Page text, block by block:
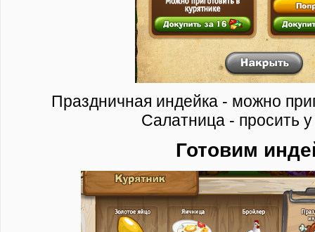
Праздничная индейка - можно
Салатница - просить
Готовим